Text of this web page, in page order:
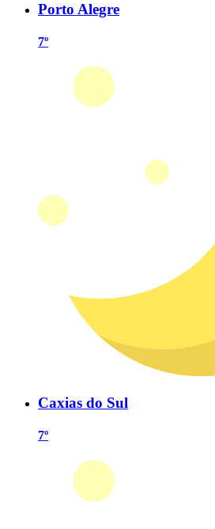
Porto Alegre
7º
Caxias do Sul
7º